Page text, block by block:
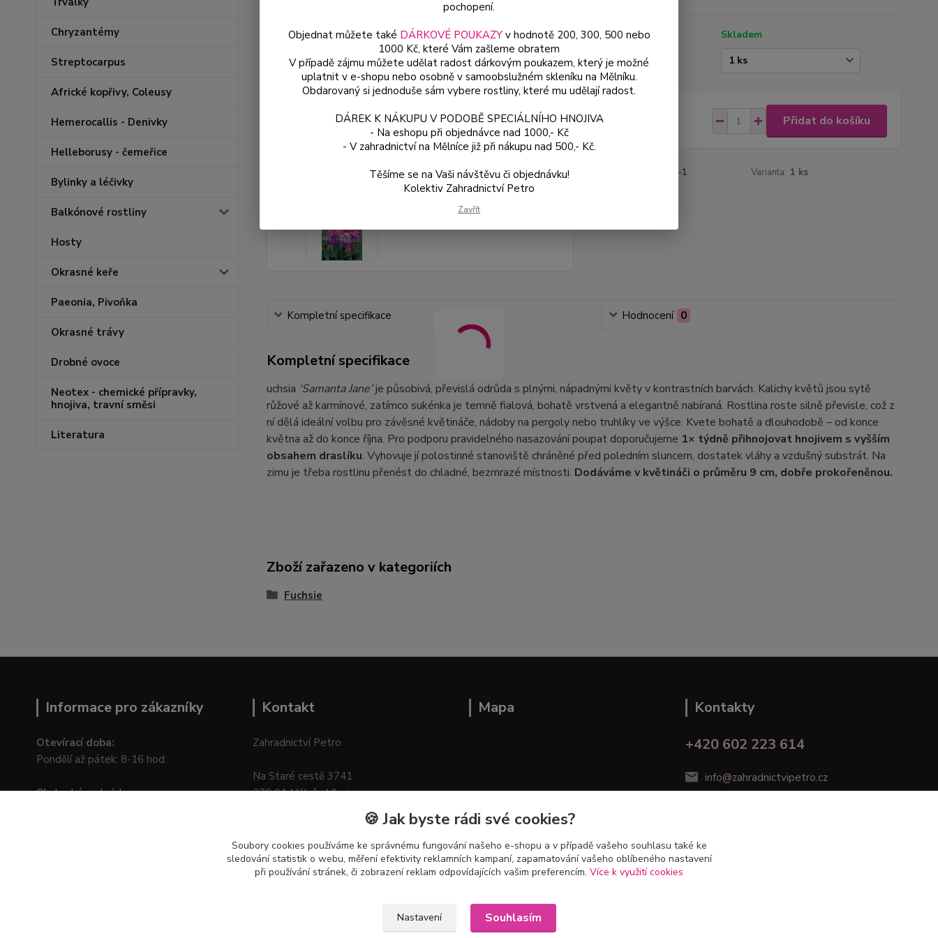
Chryzantémy
Streptocarpus
Africké kopřivy, Coleusy
Hemerocallis - Denivky
Helleborusy - čemeřice
Bylinky a léčivky
Balkónové rostliny
Hosty
Okrasné keře
Paeonia, Pivoňka
Okrasné trávy
Drobné ovoce
Neotex - chemické přípravky,
hnojiva, travní směsi
Literatura
Dostupnost
Skladem
Varianta
Přidat do košíku
242-1 Varianta: 1 ks
Kompletní specifikace Hodnocení 0
Kompletní specifikace
uchsia ‘Samanta Jane’je působivá, převislá odrůda s plnými, nápadnými květy v kontrastních barvách. Kalichy květů jsou sytě
růžové až karmínové, zatímco sukénka je temně fialová, bohatě vrstvená a elegantně nabíraná. Rostlina roste silně převisle, což z
ní dělá ideální volbu pro závěsné květináče, nádoby na pergoly nebo truhlíky ve výšce. Kvete bohatě a dlouhodobě – od konce
května až do konce října. Pro podporu pravidelného nasazování poupat doporučujeme 1× týdně přihnojovat hnojivem s vyšším
obsahem draslíku. Vyhovuje jí polostinné stanoviště chráněné před poledním sluncem, dostatek vláhy a vzdušný substrát. Na
zimu je třeba rostlinu přenést do chladné, bezmrazé místnosti. Dodáváme v květináči o průměru 9 cm, dobře prokořeněnou.
Zboží zařazeno v kategoriích
Fuchsie
Informace pro zákazníky
Otevírací doba:
Pondělí až pátek: 8-16 hod.
Obchodní podmínky
Kontakt
Zahradnictví Petro
Na Staré cestě 3741
276 01 Mělník–Mlazice
Mapa
Kontakty
+420 602 223 614
info@zahradnictvipetro.cz
pochopení.
Objednat můžete také DÁRKOVÉ POUKAZYv hodnotě 200, 300, 500 nebo
1000 Kč, které Vám zašleme obratem
V případě zájmu můžete udělat radost dárkovým poukazem, který je možné
uplatnit v e-shopu nebo osobně v samoobslužném skleníku na Mělníku.
Obdarovaný si jednoduše sám vybere rostliny, které mu udělají radost.
DÁREK K NÁKUPU V PODOBĚ SPECIÁLNÍHO HNOJIVA
- Na eshopu při objednávce nad 1000,- Kč
- V zahradnictví na Mělníce již při nákupu nad 500,- Kč.
Těšíme se na Vaši návštěvu či objednávku!
Kolektiv Zahradnictví Petro
Zavřít
🍪 Jak byste rádi své cookies?
Soubory cookies používáme ke správnému fungování našeho e-shopu a v případě vašeho souhlasu také ke
sledování statistik o webu, měření efektivity reklamních kampaní, zapamatování vašeho oblíbeného nastavení
při používání stránek, či zobrazení reklam odpovídajících vašim preferencím. Více k využití cookies
Nastavení Souhlasím